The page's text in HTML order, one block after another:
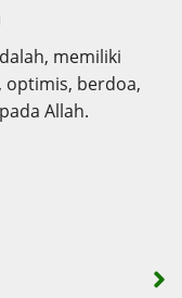
memiliki
optimis, berdoa,
Allah.